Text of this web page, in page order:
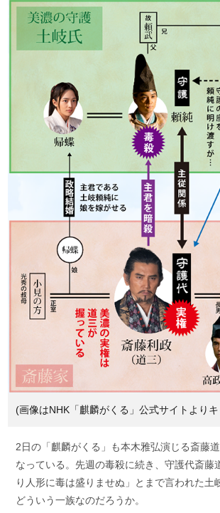
(画像はNHK「麒麟がくる」公式サイトより
2日の「麒麟がくる」も本木雅弘演じる斎藤
なっている。先週の毒殺に続き、守護代斎藤
り人形に毒は盛りませぬ」とまで言われた土
どういう一族なのだろうか。